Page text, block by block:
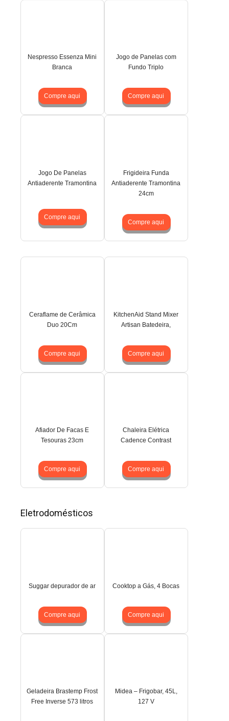
Nespresso Essenza Mini
Branca
Compre aqui
Jogo de Panelas com
Fundo Triplo
Compre aqui
Jogo De Panelas
Antiaderente Tramontina
Compre aqui
Frigideira Funda
Antiaderente Tramontina
24cm
Compre aqui
Ceraflame de Cerâmica
Duo 20Cm
Compre aqui
KitchenAid Stand Mixer
Artisan Batedeira,
Compre aqui
Afiador De Facas E
Tesouras 23cm
Compre aqui
Chaleira Elétrica
Cadence Contrast
Compre aqui
Eletrodomésticos
Suggar depurador de ar
Compre aqui
Cooktop a Gás, 4 Bocas
Compre aqui
Geladeira Brastemp Frost
Free Inverse 573 litros
Midea – Frigobar, 45L,
127 V